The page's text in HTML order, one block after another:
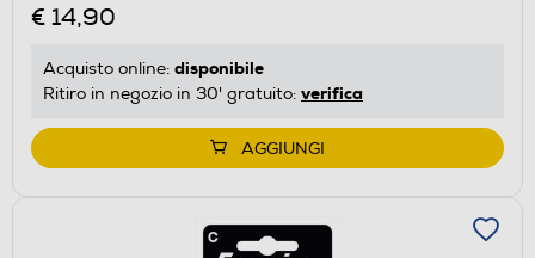
€ 14,90
Acquisto online: disponibile
Ritiro in negozio in 30' gratuito: verifica
AGGIUNGI